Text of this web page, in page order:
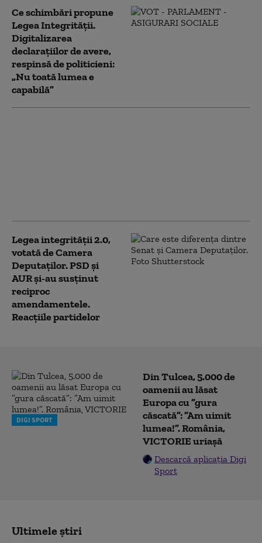
Ce schimbări propune
Legea Integrității.
Digitalizarea
declarațiilor de avere,
respinsă de politicieni:
„Nu toată lumea e
capabilă”
Legea integrității 2.0,
votată de Camera
Deputaților. PSD și
AUR și-au susținut
reciproc
amendamentele.
Reacțiile partidelor
DIGI SPORT
Din Tulcea, 5.000 de
oamenii au lăsat
Europa cu ”gura
căscată”: ”Am uimit
lumea!”. România,
VICTORIE uriașă
Descarcă aplicația Digi
Sport
Ultimele știri